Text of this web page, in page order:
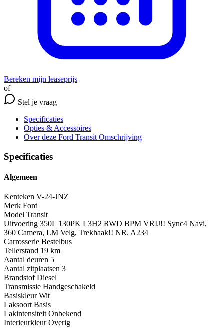
Bereken mijn leaseprijs
of
Stel je vraag
Specificaties
Opties & Accessoires
Over deze Ford Transit Omschrijving
Specificaties
Algemeen
Kenteken V-24-JNZ
Merk Ford
Model Transit
Uitvoering 350L 130PK L3H2 RWD BPM VRIJ!! Sync4 Navi,
360 Camera, LM Velg, Trekhaak!! NR. A234
Carrosserie Bestelbus
Tellerstand 19 km
Aantal deuren 5
Aantal zitplaatsen 3
Brandstof Diesel
Transmissie Handgeschakeld
Basiskleur Wit
Laksoort Basis
Lakintensiteit Onbekend
Interieurkleur Overig